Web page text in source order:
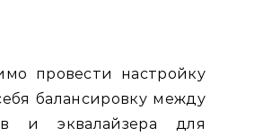
провести настройку
балансировку между
и эквалайзера для